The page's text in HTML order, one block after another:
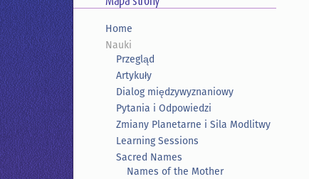
Home
Nauki
Przegląd
Artykuły
Dialog międzywyznaniowy
Pytania i Odpowiedzi
Zmiany Planetarne i Sila Modlitwy
Learning Sessions
Sacred Names
Names of the Mother